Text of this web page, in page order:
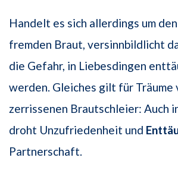
Handelt es sich allerdings um
fremden Braut, versinnbildlicht
die Gefahr, in Liebesdingen
werden. Gleiches gilt für Träume
zerrissenen Brautschleier: Auch
droht Unzufriedenheit und
Partnerschaft.